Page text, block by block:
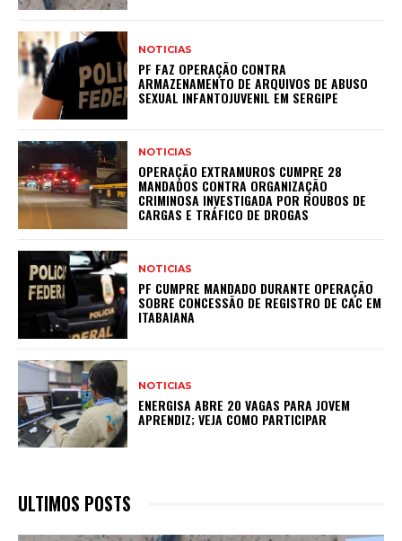
NOTICIAS
PF FAZ OPERAÇÃO CONTRA
ARMAZENAMENTO DE ARQUIVOS DE ABUSO
SEXUAL INFANTOJUVENIL EM SERGIPE
NOTICIAS
OPERAÇÃO EXTRAMUROS CUMPRE 28
MANDADOS CONTRA ORGANIZAÇÃO
CRIMINOSA INVESTIGADA POR ROUBOS DE
CARGAS E TRÁFICO DE DROGAS
NOTICIAS
PF CUMPRE MANDADO DURANTE OPERAÇÃO
SOBRE CONCESSÃO DE REGISTRO DE CAC EM
ITABAIANA
NOTICIAS
ENERGISA ABRE 20 VAGAS PARA JOVEM
APRENDIZ; VEJA COMO PARTICIPAR
ULTIMOS POSTS